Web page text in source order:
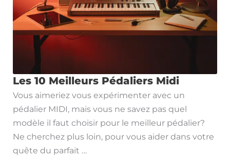
Les 10 Meilleurs Pédaliers Midi
Vous aimeriez vous expérimenter avec un
pédalier MIDI, mais vous ne savez pas quel
modèle il faut choisir pour le meilleur pédalier?
Ne cherchez plus loin, pour vous aider dans votre
quête du parfait …